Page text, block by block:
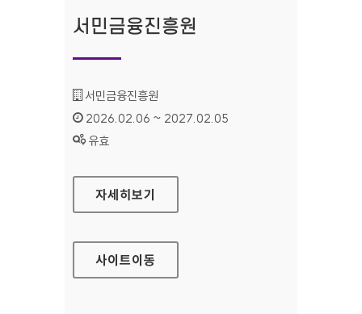
서민금융진흥원
기관명 :
서민금융진흥원
인증기간 :
2026.02.06 ~ 2027.02.05
상태 :
유효
서민금융진흥원
자세히보기
사이트이동